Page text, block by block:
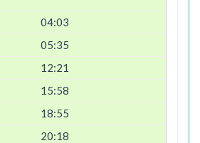
04:03
05:35
12:21
15:58
18:55
20:18